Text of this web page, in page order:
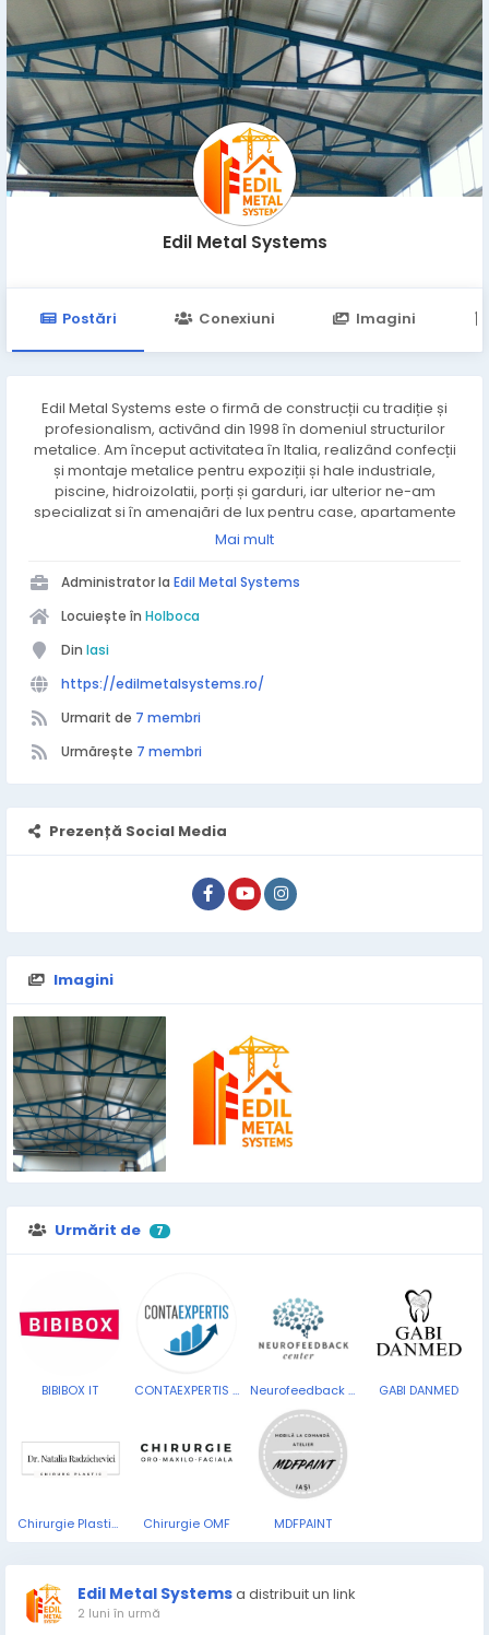
Edil Metal Systems
Postări Conexiuni Imagini
Edil Metal Systems este o firmă de construcții cu tradiție și
profesionalism, activând din 1998 în domeniul structurilor
metalice. Am început activitatea în Italia, realizând confecții
și montaje metalice pentru expoziții și hale industriale,
piscine, hidroizolatii, porți și garduri, iar ulterior ne-am
specializat și în amenajări de lux pentru case, apartamente
și spații comerciale. Lucrăm cu arhitecți renumiți și oferim
execuție și finisaje premium. Ne recomandă seriozitatea,
calitatea lucrărilor și atenția la detalii.
Mai mult
Administrator la Edil Metal Systems
Locuiește în Holboca
Din Iasi
https://edilmetalsystems.ro/
Urmarit de 7 membri
Urmărește 7 membri
Prezență Social Media
Imagini
Urmărit de 7
BIBIBOX IT CONTAEXPERTIS SRL Neurofeedback Center GABI DANMED
Chirurgie Plastica Chirurgie OMF MDFPAINT
Edil Metal Systemsa distribuit un link
2 luni în urmă